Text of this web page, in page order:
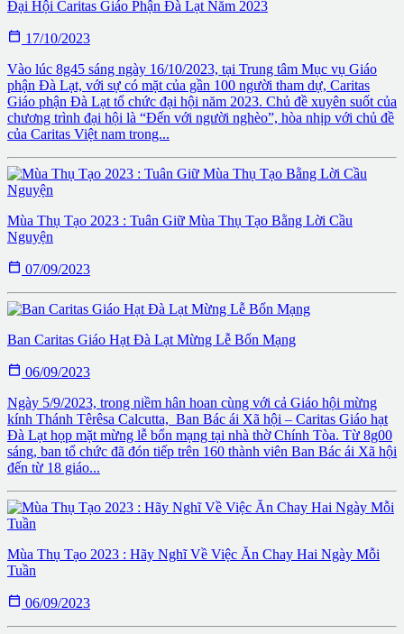
Đại Hội Caritas Giáo Phận Đà Lạt Năm 2023
 17/10/2023
Vào lúc 8g45 sáng ngày 16/10/2023, tại Trung tâm Mục vụ Giáo
phận Đà Lạt, với sự có mặt của gần 100 người tham dự, Caritas
Giáo phận Đà Lạt tổ chức đại hội năm 2023. Chủ đề xuyên suốt của
chương trình đại hội là “Đến với người nghèo”, hòa nhịp với chủ đề
của Caritas Việt nam trong...
Mùa Thụ Tạo 2023 : Tuân Giữ Mùa Thụ Tạo Bằng Lời Cầu
Nguyện
 07/09/2023
Ban Caritas Giáo Hạt Đà Lạt Mừng Lễ Bổn Mạng
 06/09/2023
Ngày 5/9/2023, trong niềm hân hoan cùng với cả Giáo hội mừng
kính Thánh Têrêsa Calcutta, Ban Bác ái Xã hội – Caritas Giáo hạt
Đà Lạt họp mặt mừng lễ bổn mạng tại nhà thờ Chính Tòa. Từ 8g00
sáng, ban tổ chức đã đón tiếp trên 160 thành viên Ban Bác ái Xã hội
đến từ 18 giáo...
Mùa Thụ Tạo 2023 : Hãy Nghĩ Về Việc Ăn Chay Hai Ngày Mỗi
Tuần
 06/09/2023